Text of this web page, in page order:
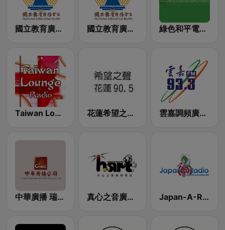
國立教育廣播電臺 彰化分臺FM 國立教育廣播電臺 高雄分臺 綠色和平電台 97.3 FM (GreenPeace)
Taiwan Lounge Radio 花蓮希望之聲 90.5 FM 雲嘉調頻廣播電台 93.3 FM
中華廣播 瑞芳台 1233 AM 真心之音廣播電台 Japan-A-Radio 日本流行音樂與動畫卡通歌曲